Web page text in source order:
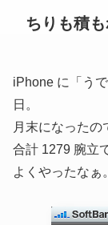
ちりも積
iPhone に「う
日。
月末になったの
合計 1279 腕立
よくやったなぁ。